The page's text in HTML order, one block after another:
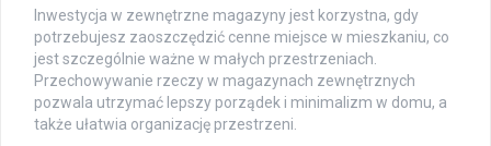
Inwestycja w zewnętrzne magazyny jest korzystna, gdy
potrzebujesz zaoszczędzić cenne miejsce w mieszkaniu, co
jest szczególnie ważne w małych przestrzeniach.
Przechowywanie rzeczy w magazynach zewnętrznych
pozwala utrzymać lepszy porządek i minimalizm w domu, a
także ułatwia organizację przestrzeni.